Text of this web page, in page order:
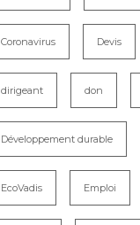
Coronavirus Devis
dirigeant don
Développement durable
EcoVadis Emploi